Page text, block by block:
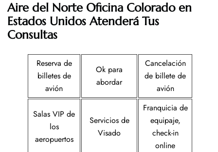
Aire del Norte Oficina Colorado en
Estados UnidosAtenderá Tus
Consultas
Reserva de
billetes de
avión
Ok para
abordar
Cancelación
de billete de
avión
Salas VIP de
los
aeropuertos
Servicios de
Visado
Franquicia de
equipaje,
check-in
online